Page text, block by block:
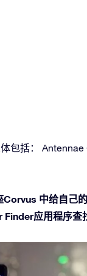
包括：
中给自己
应用程序查